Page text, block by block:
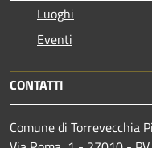
Luoghi
Eventi
CONTATTI
Comune di Torrevecchia